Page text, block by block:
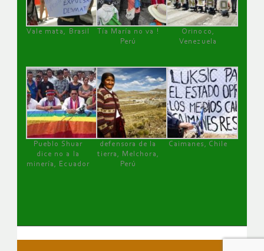
Vale mata, Brasil
Tía María no va !
Perú
Orinoco,
Venezuela
Pueblo Shuar
dice no a la
minería, Ecuador
defensora de la
tierra, Melchora,
Perú
Caimanes, Chile